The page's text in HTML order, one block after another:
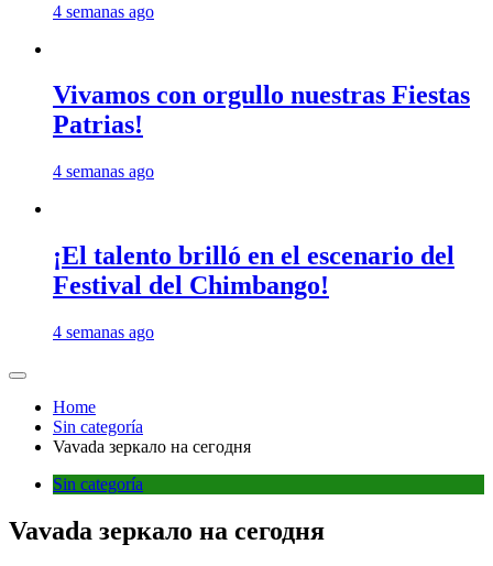
4 semanas ago
Vivamos con orgullo nuestras Fiestas
Patrias!
4 semanas ago
¡El talento brilló en el escenario del
Festival del Chimbango!
4 semanas ago
Home
Sin categoría
Vavada зеркало на сегодня
Sin categoría
Vavada зеркало на сегодня